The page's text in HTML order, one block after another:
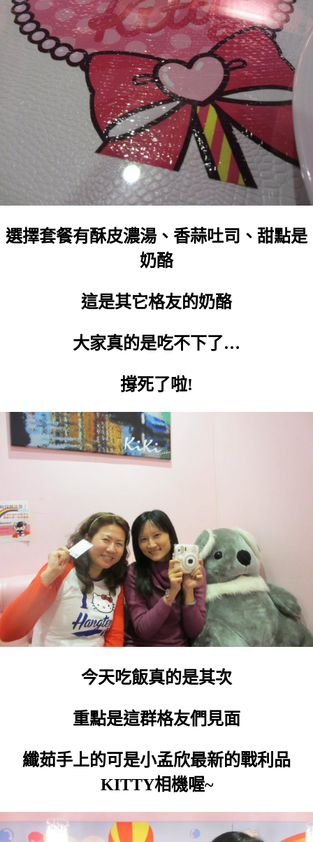
選擇套餐有酥皮濃湯、香蒜吐司、甜點是
奶酪
這是其它格友的奶酪
大家真的是吃不下了…
撐死了啦!
今天吃飯真的是其次
重點是這群格友們見面
纖茹手上的可是小孟欣最新的戰利品
KITTY相機喔~